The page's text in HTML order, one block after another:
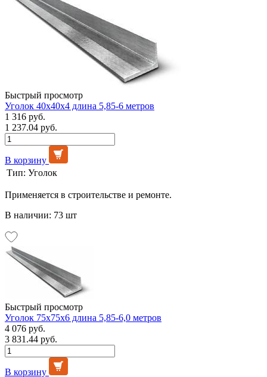
Быстрый просмотр
Уголок 40х40х4 длина 5,85-6 метров
1 316 руб.
1 237.04 руб.
В корзину
Тип: Уголок
Применяется в строительстве и ремонте.
В наличии: 73 шт
Быстрый просмотр
Уголок 75х75х6 длина 5,85-6,0 метров
4 076 руб.
3 831.44 руб.
В корзину